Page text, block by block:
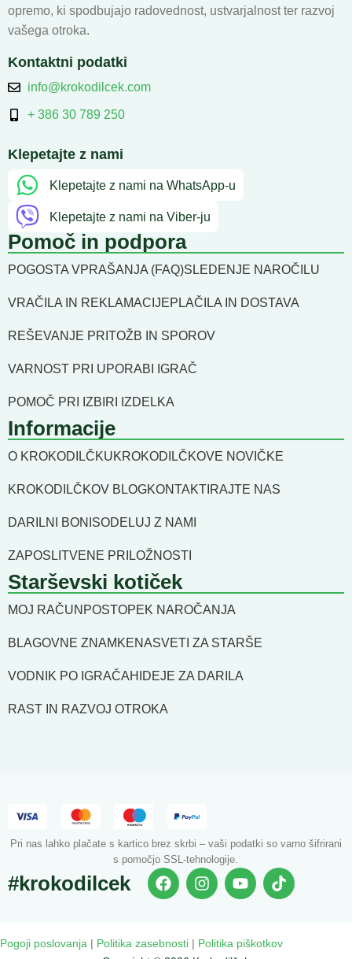
opremo, ki spodbujajo radovednost, ustvarjalnost ter razvoj
vašega otroka.
Kontaktni podatki
info@krokodilcek.com
+ 386 30 789 250
Klepetajte z nami
Klepetajte z nami na WhatsApp-u
Klepetajte z nami na Viber-ju
Pomoč in podpora
POGOSTA VPRAŠANJA (FAQ)SLEDENJE NAROČILU
VRAČILA IN REKLAMACIJEPLAČILA IN DOSTAVA
REŠEVANJE PRITOŽB IN SPOROV
VARNOST PRI UPORABI IGRAČ
POMOČ PRI IZBIRI IZDELKA
Informacije
O KROKODILČKUKROKODILČKOVE NOVIČKE
KROKODILČKOV BLOGKONTAKTIRAJTE NAS
DARILNI BONI SODELUJ Z NAMI
ZAPOSLITVENE PRILOŽNOSTI
Starševski kotiček
MOJ RAČUN POSTOPEK NAROČANJA
BLAGOVNE ZNAMKENASVETI ZA STARŠE
VODNIK PO IGRAČAH IDEJE ZA DARILA
RAST IN RAZVOJ OTROKA
Pri nas lahko plačate s kartico brez skrbi – vaši podatki so varno šifrirani
s pomočjo SSL-tehnologije.
#krokodilcek
Pogoji poslovanja | Politika zasebnosti | Politika piškotkov